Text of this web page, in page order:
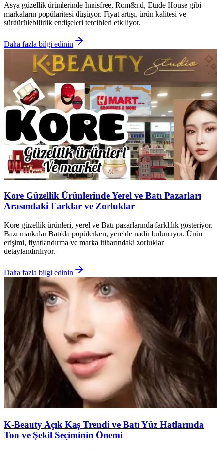
Asya güzellik ürünlerinde Innisfree, Rom&nd, Etude House gibi
markaların popülaritesi düşüyor. Fiyat artışı, ürün kalitesi ve
sürdürülebilirlik endişeleri tercihleri etkiliyor.
Daha fazla bilgi edinin
Kore Güzellik Ürünlerinde Yerel ve Batı Pazarları
Arasındaki Farklar ve Zorluklar
Kore güzellik ürünleri, yerel ve Batı pazarlarında farklılık gösteriyor.
Bazı markalar Batı'da popülerken, yerelde nadir bulunuyor. Ürün
erişimi, fiyatlandırma ve marka itibarındaki zorluklar
detaylandırılıyor.
Daha fazla bilgi edinin
K-Beauty Açık Kaş Trendi ve Batı Yüz Hatlarında
Ton ve Şekil Seçiminin Önemi